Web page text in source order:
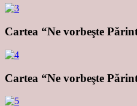
Cartea “Ne vorbeşte
Cartea “Ne vorbeşte